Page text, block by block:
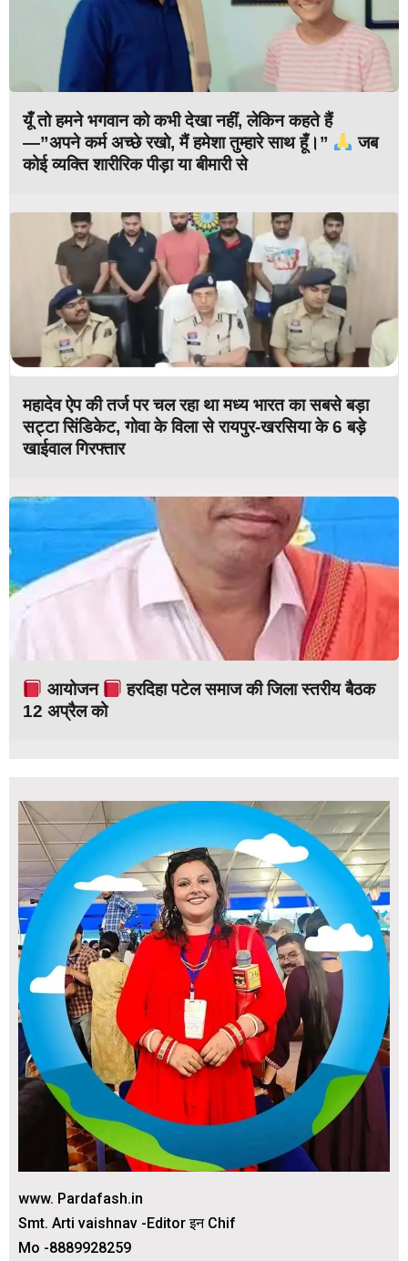
यूँ तो हमने भगवान को कभी देखा नहीं, लेकिन कहते हैं
—”अपने कर्म अच्छे रखो, मैं हमेशा तुम्हारे साथ हूँ।”
जब
कोई व्यक्ति शारीरिक पीड़ा या बीमारी से
महादेव ऐप की तर्ज पर चल रहा था मध्य भारत का सबसे बड़ा
सट्टा सिंडिकेट, गोवा के विला से रायपुर-खरसिया के 6 बड़े
खाईवाल गिरफ्तार
आयोजन
हरदिहा पटेल समाज की जिला स्तरीय बैठक
12 अप्रैल को
www. Pardafash.in
Smt. Arti vaishnav -Editor इन Chif
Mo -8889928259